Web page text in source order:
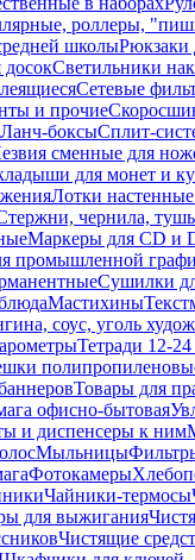
роллеры,
школыРюкзаки
досокСветильники
Сетевые
и прочие
Ланч-боксыСплит-
сменные для
для монет и
Лотки
чернила, тушь
Маркеры для CD и
промышленной
Сушилки
Мастихины
соус, уголь
Тетради 12-24
Товары для
офисно-бытовая
и диспенсеры к ним
Мыльницы
Фотокамеры
Чайники-термосы
для выжигания
Чистящие